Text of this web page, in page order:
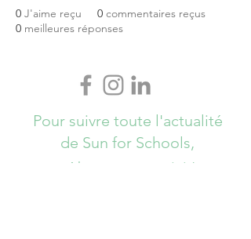
0 J'aime reçu 0 commentaires reçus
0 meilleures réponses
Pour suivre toute l'actualité
de Sun for Schools,
Abonnez-vous ici !